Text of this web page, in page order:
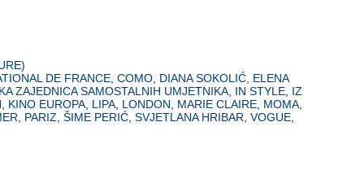
DE FRANCE, COMO, DIANA SOKOLIĆ, ELENA
ZAJEDNICA SAMOSTALNIH UMJETNIKA, IN STYLE, IZ
, KINO EUROPA, LIPA, LONDON, MARIE CLAIRE, MOMA,
, PARIZ, ŠIME PERIĆ, SVJETLANA HRIBAR, VOGUE,